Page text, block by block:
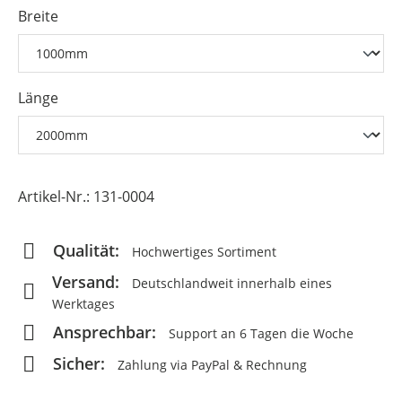
Breite
Länge
Artikel-Nr.: 131-0004
Qualität: Hochwertiges Sortiment
Versand:
Deutschlandweit innerhalb eines
Werktages
Ansprechbar: Support an 6 Tagen die Woche
Sicher: Zahlung via PayPal & Rechnung